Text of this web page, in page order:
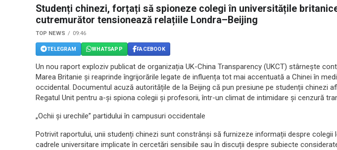
Studenți chinezi, forțați să spioneze colegi în universitățile
cutremurător tensionează relațiile Londra–Beijing
TOP NEWS 09:46
TELEGRAM WHATSAPP FACEBOOK
Un nou raport exploziv publicat de organizația UK-China Transparency (UKCT) stârnește
Marea Britanie și reaprinde îngrijorările legate de influența tot mai accentuată a Chinei în
occidental. Documentul acuză autoritățile de la Beijing că pun presiune pe studenții chinezi
Regatul Unit pentru a-și spiona colegii și profesorii, într-un climat de intimidare și cenzură
„Ochii și urechile” partidului în campusuri occidentale
Potrivit raportului, unii studenți chinezi sunt constrânși să furnizeze informații despre colegii
cadrele universitare implicate în cercetări sensibile sau în discuții despre subiecte